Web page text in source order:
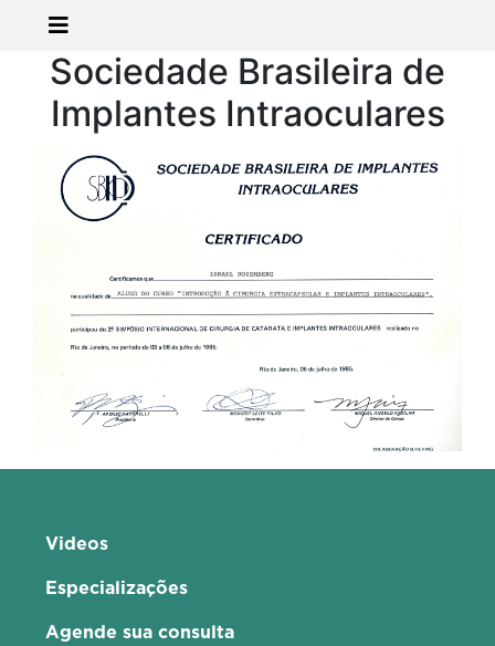
Sociedade Brasileira de
Implantes Intraoculares
Videos
Especializações
Agende sua consulta